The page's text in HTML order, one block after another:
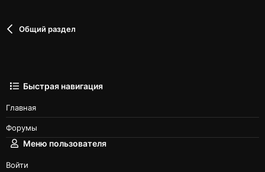
Общий раздел
Быстрая навигация
Главная
Форумы
Меню пользователя
Войти